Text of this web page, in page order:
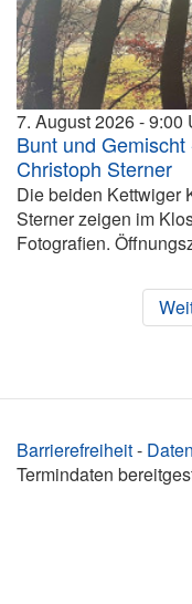
7. August 2026 9:00
Bunt und
Christoph Sterner
Die beiden Kettwiger
Sterner zeigen im
Fotografien.
Barrierefreiheit-
Termindaten